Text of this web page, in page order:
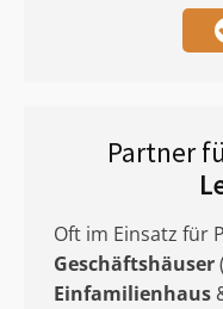
Partner
Oft im Einsatz für
Geschäftshäuser(
Einfamilienhaus